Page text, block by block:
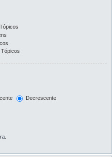
Decrescente